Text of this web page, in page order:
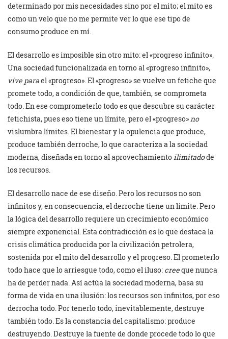
determinado por mis necesidades sino por el mito; el mito es
como un velo que no me permite ver lo que ese tipo de
consumo produce en mí.
El desarrollo es imposible sin otro mito: el «progreso infinito».
Una sociedad funcionalizada en torno al «progreso infinito»,
vive parael «progreso». El «progreso» se vuelve un fetiche que
promete todo, a condición de que, también, se comprometa
todo. En ese comprometerlo todo es que descubre su carácter
fetichista, pues eso tiene un límite, pero el «progreso» no
vislumbra límites. El bienestar y la opulencia que produce,
produce también derroche, lo que caracteriza a la sociedad
moderna, diseñada en torno al aprovechamiento ilimitadode
los recursos.
El desarrollo nace de ese diseño. Pero los recursos no son
infinitos y, en consecuencia, el derroche tiene un límite. Pero
la lógica del desarrollo requiere un crecimiento económico
siempre exponencial. Esta contradicción es lo que destaca la
crisis climática producida por la civilización petrolera,
sostenida por el mito del desarrollo y el progreso. El prometerlo
todo hace que lo arriesgue todo, como el iluso: creeque nunca
ha de perder nada. Así actúa la sociedad moderna, basa su
forma de vida en una ilusión: los recursos son infinitos, por eso
derrocha todo. Por tenerlo todo, inevitablemente, destruye
también todo. Es la constancia del capitalismo: produce
destruyendo. Destruye la fuente de donde procede todo lo que